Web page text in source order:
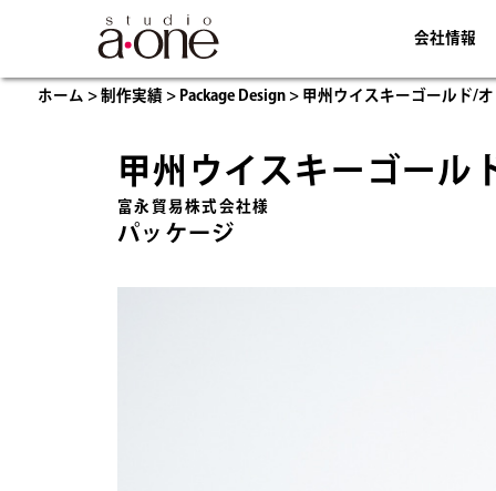
会社情報
ホーム >制作実績 > Package Design > 甲州ウイスキーゴールド/
甲州ウイスキーゴー
富永貿易株式会社様
パッケージ